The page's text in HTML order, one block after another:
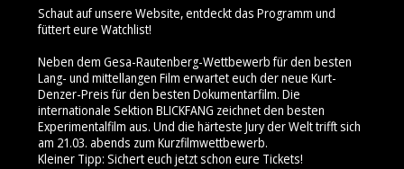
Schaut auf unsere Website, entdeckt das Programm und
füttert eure Watchlist!
Neben dem Gesa-Rautenberg-Wettbewerb für den besten
Lang- und mittellangen Film erwartet euch der neue Kurt-
Denzer-Preis für den besten Dokumentarfilm. Die
internationale Sektion BLICKFANG zeichnet den besten
Experimentalfilm aus. Und die härteste Jury der Welt trifft sich
am 21.03. abends zum Kurzfilmwettbewerb.
Kleiner Tipp: Sichert euch jetzt schon eure Tickets!